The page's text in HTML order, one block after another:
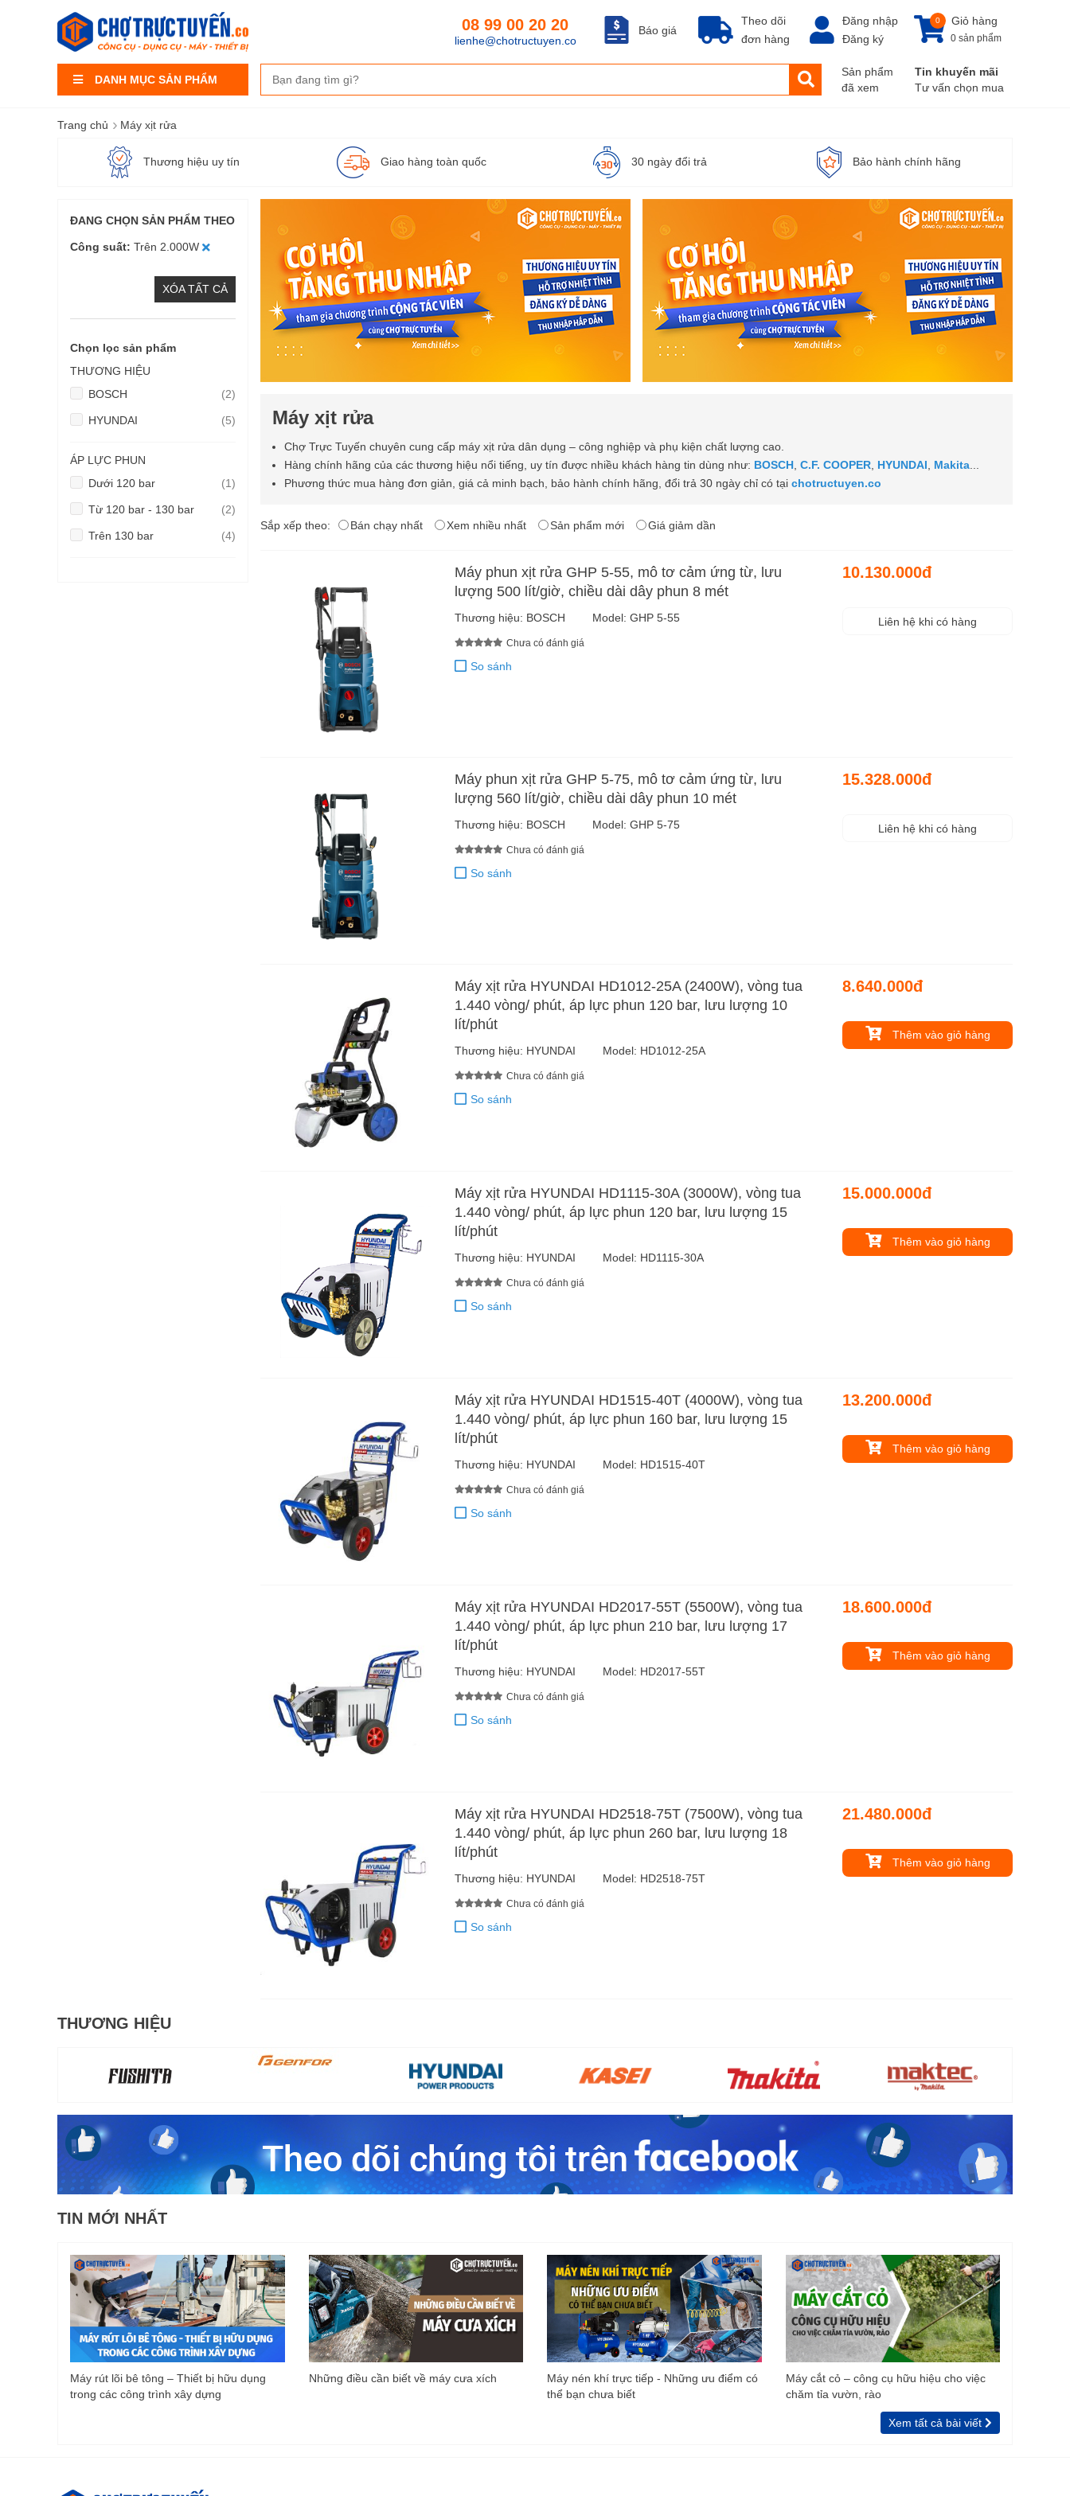
DANH MỤC SẢN PHẨM
Theo dõi
đơn hàng
Báo giá
08 99 00 20 20
lienhe@chotructuyen.co
Đăng nhập
Đăng ký
Giỏ hàng
0
0 sản phẩm
Sản phẩm
đã xem
Tin khuyến mãi
Tư vấn chọn mua
Trang chủ › Máy xịt rửa
Thương hiệu uy tín Giao hàng toàn quốc 30 ngày đổi trả Bảo hành chính hãng
Máy xịt rửa
Chợ Trực Tuyến chuyên cung cấp máy xịt rửa dân dụng – công nghiệp và phụ kiện chất lượng cao.
Hàng chính hãng của các thương hiệu nổi tiếng, uy tín được nhiều khách hàng tin dùng như: BOSCH C.F. COOPER HYUNDAI Makita
Phương thức mua hàng đơn giản, giá cả minh bạch, bảo hành chính hãng, đổi trả 30 ngày chỉ có tại chotructuyen.co
Sắp xếp theo: Bán chạy nhất Xem nhiều nhất Sản phẩm mới Giá giảm dần
Máy phun xịt rửa GHP 5-55, mô tơ cảm ứng từ, lưu
lượng 500 lít/giờ, chiều dài dây phun 8 mét
Thương hiệu: BOSCH Model: GHP 5-55
Chưa có đánh giá
So sánh
10.130.000đ
Liên hệ khi có hàng
Máy phun xịt rửa GHP 5-75, mô tơ cảm ứng từ, lưu
lượng 560 lít/giờ, chiều dài dây phun 10 mét
Thương hiệu: BOSCH Model: GHP 5-75
Chưa có đánh giá
So sánh
15.328.000đ
Liên hệ khi có hàng
Máy xịt rửa HYUNDAI HD1012-25A (2400W), vòng tua
1.440 vòng/ phút, áp lực phun 120 bar, lưu lượng 10
lít/phút
Thương hiệu: HYUNDAI Model: HD1012-25A
Chưa có đánh giá
So sánh
8.640.000đ
Thêm vào giỏ hàng
Máy xịt rửa HYUNDAI HD1115-30A (3000W), vòng tua
1.440 vòng/ phút, áp lực phun 120 bar, lưu lượng 15
lít/phút
Thương hiệu: HYUNDAI Model: HD1115-30A
Chưa có đánh giá
So sánh
15.000.000đ
Thêm vào giỏ hàng
Máy xịt rửa HYUNDAI HD1515-40T (4000W), vòng tua
1.440 vòng/ phút, áp lực phun 160 bar, lưu lượng 15
lít/phút
Thương hiệu: HYUNDAI Model: HD1515-40T
Chưa có đánh giá
So sánh
13.200.000đ
Thêm vào giỏ hàng
Máy xịt rửa HYUNDAI HD2017-55T (5500W), vòng tua
1.440 vòng/ phút, áp lực phun 210 bar, lưu lượng 17
lít/phút
Thương hiệu: HYUNDAI Model: HD2017-55T
Chưa có đánh giá
So sánh
18.600.000đ
Thêm vào giỏ hàng
Máy xịt rửa HYUNDAI HD2518-75T (7500W), vòng tua
1.440 vòng/ phút, áp lực phun 260 bar, lưu lượng 18
lít/phút
Thương hiệu: HYUNDAI Model: HD2518-75T
Chưa có đánh giá
So sánh
21.480.000đ
Thêm vào giỏ hàng
ĐANG CHỌN SẢN PHẨM THEO
Công suất Trên 2.000W
XÓA TẤT CẢ
Chọn lọc sản phẩm
THƯƠNG HIỆU
BOSCH
2sản
HYUNDAI 5sản
ÁP LỰC PHUN
Dưới 120 bar
1sản
Từ 120 bar - 130 bar 2sản
Trên 130 bar 4sản
THƯƠNG HIỆU
TIN MỚI NHẤT
Máy rút lõi bê tông – Thiết bị hữu dụng
trong các công trình xây dựng
Những điều cần biết về máy cưa xích
Máy nén khí trực tiếp - Những ưu điểm có
thể bạn chưa biết
Máy cắt cỏ – công cụ hữu hiệu cho việc
chăm tỉa vườn, rào
Xem tất cả bài viết